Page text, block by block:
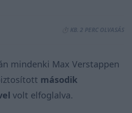
⏱️ KB. 2 PERC OLVASÁS
mindenki Max Verstappen
második
volt elfoglalva.